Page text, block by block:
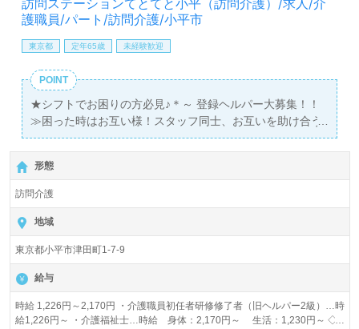
訪問ステーションてとてと小平（訪問介護）/求人/介
護職員/パート/訪問介護/小平市
東京都 定年65歳 未経験歓迎
POINT
★シフトでお困りの方必見♪＊～ 登録ヘルパー大募集！！
≫困った時はお互い様！スタッフ同士、お互いを助け合う
信頼関係が築かれています♪
形態
訪問介護
地域
東京都小平市津田町1-7-9
給与
時給 1,226円～2,170円 ・介護職員初任者研修修了者（旧ヘルパー2級）…時
給1,226円～ ・介護福祉士…時給 身体：2,170円～ 生活：1,230円～ ◇1